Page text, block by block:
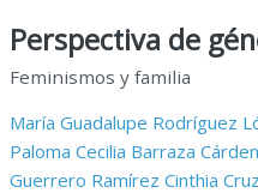
Perspectiva de
Feminismos y familia
María Guadalupe Rodríguez
Paloma Cecilia Barraza
Guerrero Ramírez Cinthia